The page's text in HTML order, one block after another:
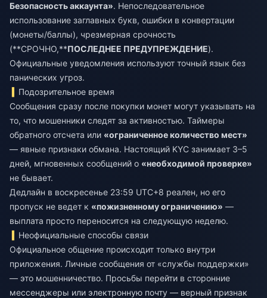
Безопасность аккаунта». Непоследовательное
использование заглавных букв, ошибки в конвертации
(монеты/баллы), чрезмерная срочность
(**СРОЧНО,**ПОСЛЕДНЕЕ ПРЕДУПРЕЖДЕНИЕ).
Официальные уведомления используют точный язык без
панических угроз.
Подозрительное время
Сообщения сразу после покупки монет могут указывать на
то, что мошенники следят за активностью. Таймеры
обратного отсчета или «ограниченное количество мест»
— явные признаки обмана. Настоящий KYC занимает 3–5
дней, мгновенных сообщений о «необходимой проверке»
не бывает.
Дедлайн в воскресенье 23:59 UTC+8 реален, но его
пропуск не ведет к «пожизненному ограничению» —
выплата просто переносится на следующую неделю.
Неофициальные способы связи
Официальное общение происходит только внутри
приложения. Личные сообщения от «службы поддержки»
— это мошенничество. Просьбы перейти в сторонние
мессенджеры или электронную почту — верный признак